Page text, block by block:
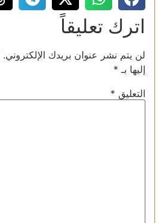
اترك تعليقاً
لن يتم نشر عنوان بريدك الإلكتروني.
إليها بـ *
التعليق *